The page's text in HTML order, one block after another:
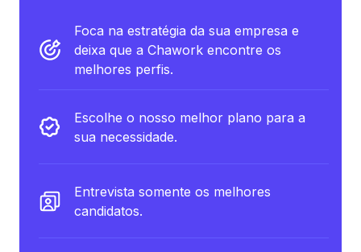
Foca na estratégia da sua empresa e
deixa que a Chawork encontre os
melhores perfis.
Escolhe o nosso melhor plano para a
sua necessidade.
Entrevista somente os melhores
candidatos.